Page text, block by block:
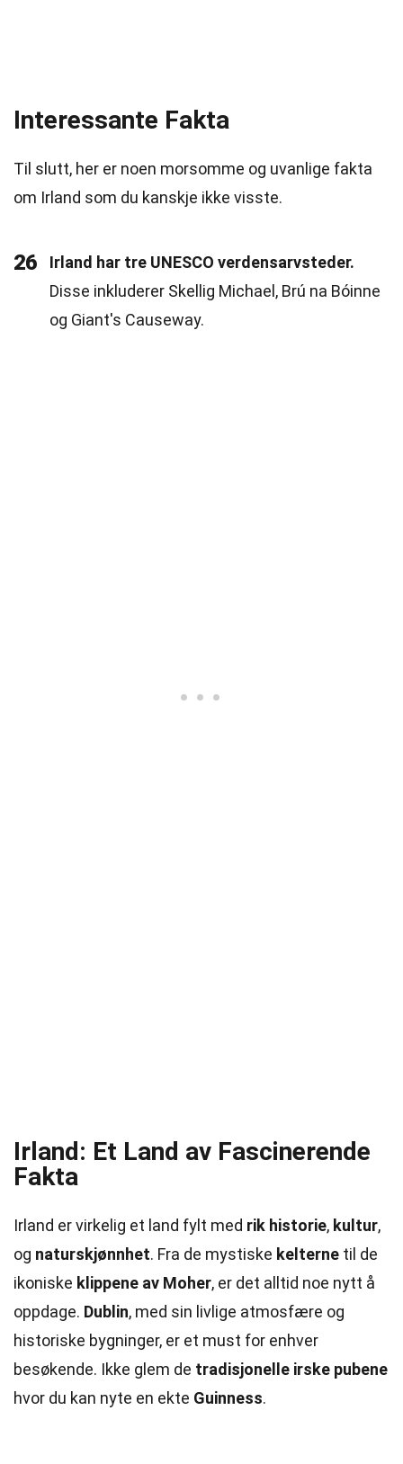
Interessante Fakta
Til slutt, her er noen morsomme og uvanlige fakta
om Irland som du kanskje ikke visste.
26
Irland har tre UNESCO verdensarvsteder.
Disse inkluderer Skellig Michael, Brú na Bóinne
og Giant's Causeway.
Irland: Et Land av Fascinerende
Fakta
Irland er virkelig et land fylt med rik historie, kultur,
og naturskjønnhet. Fra de mystiske kelterne til de
ikoniske klippene av Moher, er det alltid noe nytt å
oppdage. Dublin, med sin livlige atmosfære og
historiske bygninger, er et must for enhver
besøkende. Ikke glem de tradisjonelle irske pubene
hvor du kan nyte en ekte Guinness.